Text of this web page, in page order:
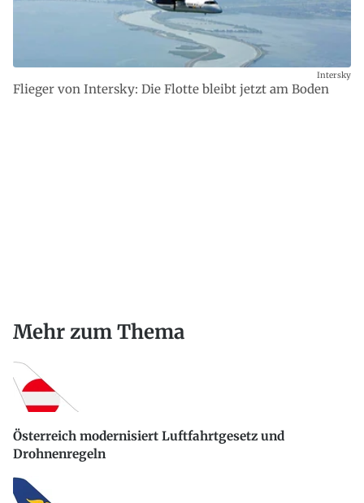
Flieger von Intersky: Die Flotte bleibt jetzt am Boden
Intersky
Mehr zum Thema
Österreich modernisiert Luftfahrtgesetz und
Drohnenregeln